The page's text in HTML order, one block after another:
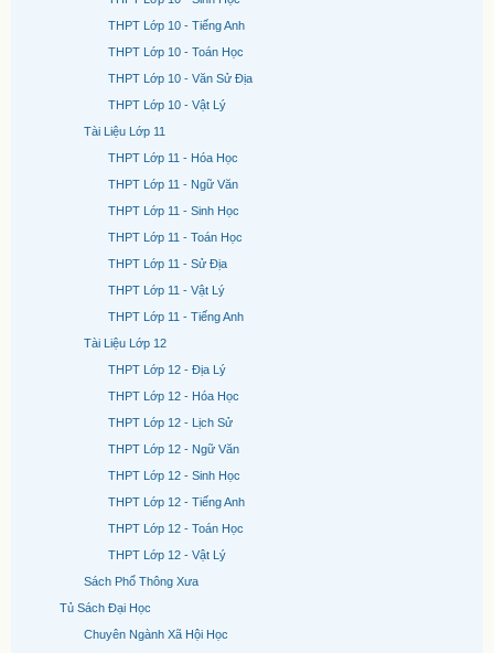
THPT Lớp 10 - Tiếng Anh
THPT Lớp 10 - Toán Học
THPT Lớp 10 - Văn Sử Địa
THPT Lớp 10 - Vật Lý
Tài Liệu Lớp 11
THPT Lớp 11 - Hóa Học
THPT Lớp 11 - Ngữ Văn
THPT Lớp 11 - Sinh Học
THPT Lớp 11 - Toán Học
THPT Lớp 11 - Sử Địa
THPT Lớp 11 - Vật Lý
THPT Lớp 11 - Tiếng Anh
Tài Liệu Lớp 12
THPT Lớp 12 - Địa Lý
THPT Lớp 12 - Hóa Học
THPT Lớp 12 - Lịch Sử
THPT Lớp 12 - Ngữ Văn
THPT Lớp 12 - Sinh Học
THPT Lớp 12 - Tiếng Anh
THPT Lớp 12 - Toán Học
THPT Lớp 12 - Vật Lý
Sách Phổ Thông Xưa
Tủ Sách Đại Học
Chuyên Ngành Xã Hội Học